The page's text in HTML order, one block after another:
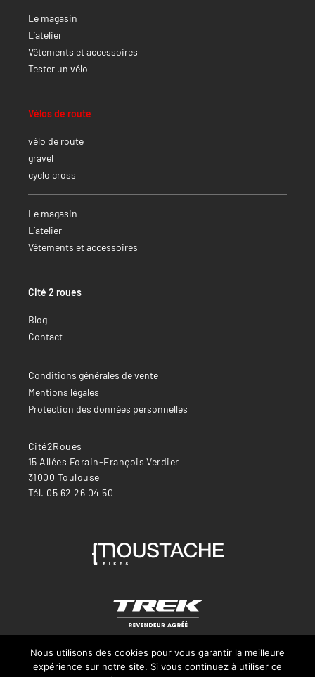
Le magasin
L’atelier
Vêtements et accessoires
Tester un vélo
Vélos de route
vélo de route
gravel
cyclo cross
Le magasin
L’atelier
Vêtements et accessoires
Cité 2 roues
Blog
Contact
Conditions générales de vente
Mentions légales
Protection des données personnelles
Cité2Roues
15 Allées Forain-François Verdier
31000 Toulouse
Tél. 05 62 26 04 50
Nous utilisons des cookies pour vous garantir la meilleure
expérience sur notre site. Si vous continuez à utiliser ce